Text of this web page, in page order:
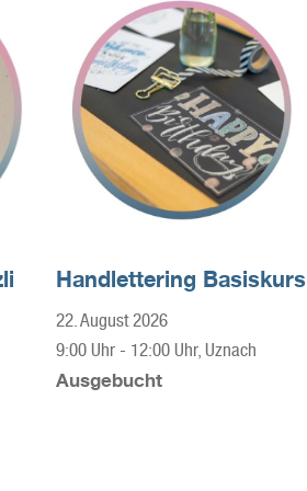
Handlettering Basiskurs
22. August 2026
9:00 Uhr- 12:00 Uhr, Uznach
Ausgebucht